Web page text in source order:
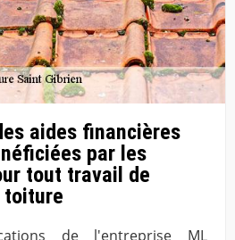
aides financières
par les
tout travail de
toiture
de l'entreprise ML